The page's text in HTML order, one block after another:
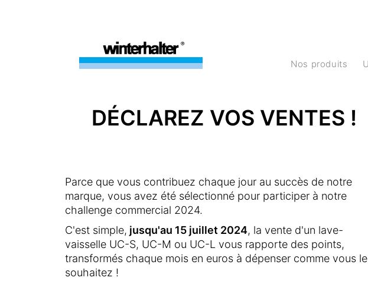
Nos produits
DÉCLAREZ VOS VENTES !
Parce que vous contribuez chaque jour au succès de notre
marque, vous avez été sélectionné pour participer à notre
challenge commercial 2024.
C'est simple, jusqu'au 15 juillet 2024, la vente d'un lave-
vaisselle UC-S, UC-M ou UC-L vous rapporte des points,
transformés chaque mois en euros à dépenser comme vous le
souhaitez !